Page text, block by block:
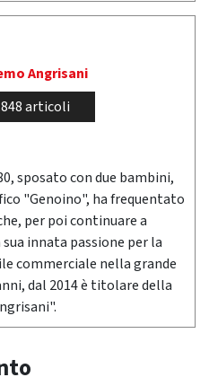
Angrisani
articoli
sposato con due bambini,
"Genoino", ha frequentato
per poi continuare a
innata passione per la
commerciale nella grande
dal 2014 è titolare della